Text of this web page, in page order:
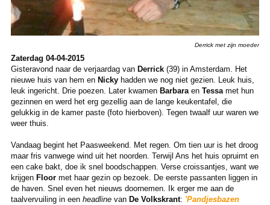
Derrick met zijn moeder
Zaterdag 04-04-2015
Gisteravond naar de verjaardag van Derrick(39) in Amsterdam. Het
nieuwe huis van hem en Nickyhadden we nog niet gezien. Leuk huis,
leuk ingericht. Drie poezen. Later kwamen Barbaraen Tessamet hun
gezinnen en werd het erg gezellig aan de lange keukentafel, die
gelukkig in de kamer paste (foto hierboven). Tegen twaalf uur waren we
weer thuis.
Vandaag begint het Paasweekend. Met regen. Om tien uur is het droog
maar fris vanwege wind uit het noorden. Terwijl Ans het huis opruimt en
een cake bakt, doe ik snel boodschappen. Verse croissantjes, want we
krijgenFloormet haar gezin op bezoek. De eerste passanten liggen in
de haven. Snel even het nieuws doornemen. Ik erger me aan de
taalvervuiling in een headlinevan De Volkskrant: 'Pandjesbazen